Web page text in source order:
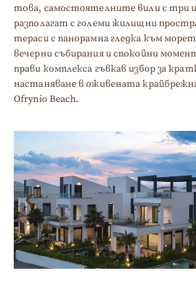
това, самостоятелните вили с три
разполагат с големи жилищни
тераси с панорамна гледка към
вечерни събирания и спокойни
прави комплекса гъвкав избор за
настаняване в оживената
Ofrynio Beach.